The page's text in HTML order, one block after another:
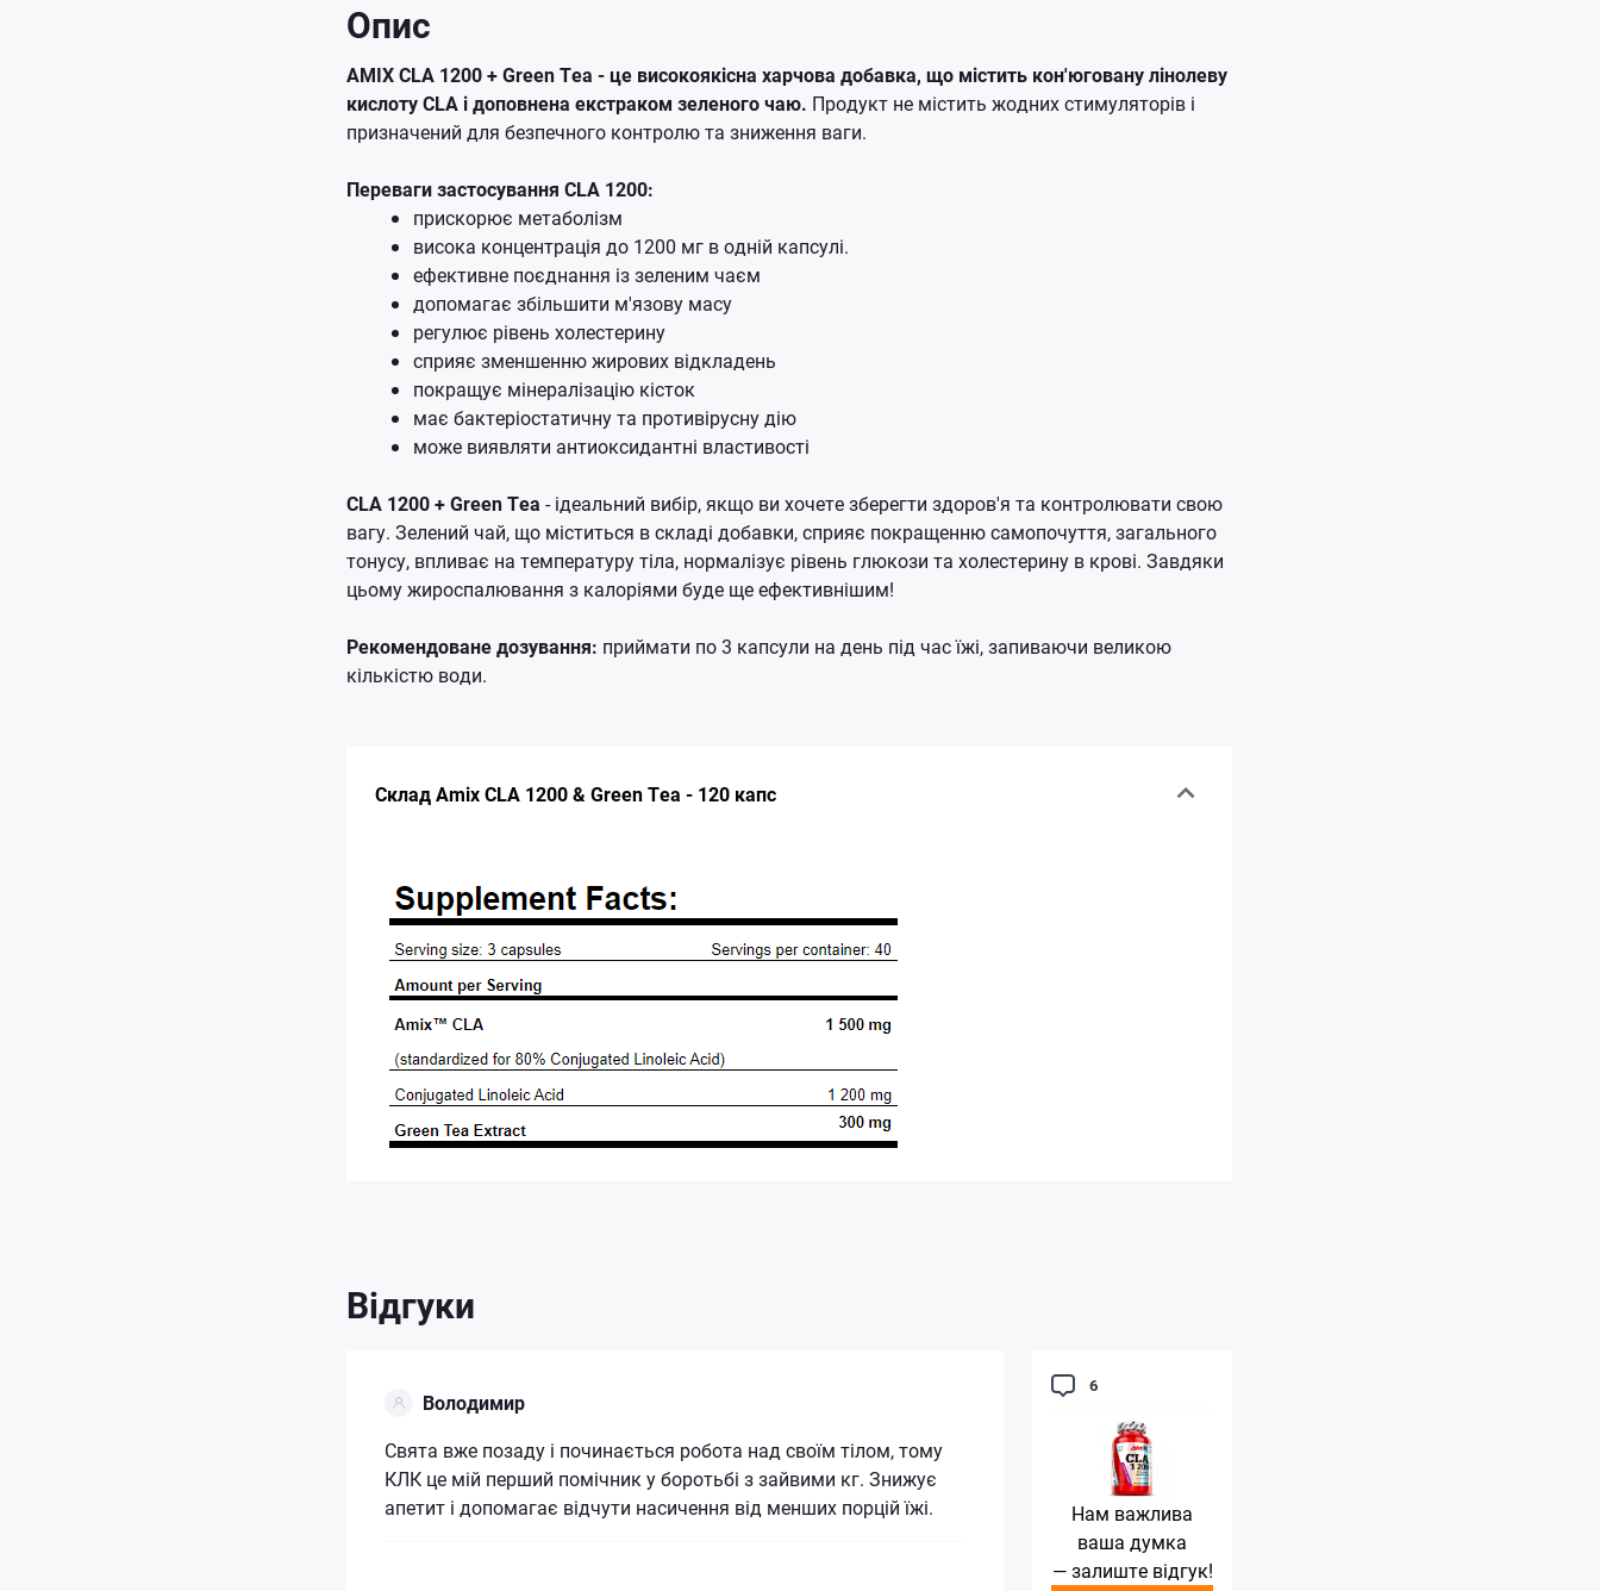
Опис
AMIX CLA 1200 + Green Tea - це високоякісна харчова добавка, що містить кон'юговану лінолеву
кислоту CLA і доповнена екстраком зеленого чаю. Продукт не містить жодних стимуляторів і
призначений для безпечного контролю та зниження ваги.
Переваги застосування CLA 1200:
прискорює метаболізм
висока концентрація до 1200 мг в одній капсулі.
ефективне поєднання із зеленим чаєм
допомагає збільшити м'язову масу
регулює рівень холестерину
сприяє зменшенню жирових відкладень
покращує мінералізацію кісток
має бактеріостатичну та противірусну дію
може виявляти антиоксидантні властивості
CLA 1200 + Green Tea - ідеальний вибір, якщо ви хочете зберегти здоров'я та контролювати свою
вагу. Зелений чай, що міститься в складі добавки, сприяє покращенню самопочуття, загального
тонусу, впливає на температуру тіла, нормалізує рівень глюкози та холестерину в крові. Завдяки
цьому жироспалювання з калоріями буде ще ефективнішим!
Рекомендоване дозування: приймати по 3 капсули на день під час їжі, запиваючи великою
кількістю води.
Склад Amix CLA 1200 & Green Tea - 120 капс
Відгуки
6
Нам важлива
ваша думка
— залиште відгук!
Володимир
Свята вже позаду і починається робота над своїм тілом, тому
КЛК це мій перший помічник у боротьбі з зайвими кг. Знижує
апетит і допомагає відчути насичення від менших порцій їжі.